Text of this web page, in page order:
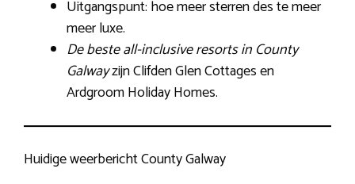
Uitgangspunt: hoe meer sterren des te meer
meer luxe.
De beste all-inclusive resorts in County
Galwayzijn Clifden Glen Cottages en
Ardgroom Holiday Homes.
Huidige weerbericht County Galway